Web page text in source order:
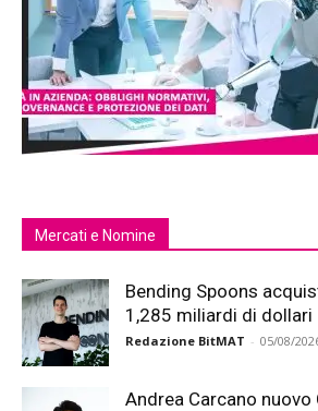
Mercati e Nomine
Bending Spoons
1,285 miliardi di dollari
Redazione BitMAT - 05/08/
Andrea Carcano nuovo